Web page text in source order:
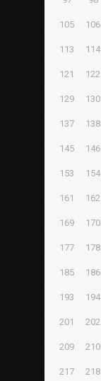
105 106
113 114
121 122
129 130
137 138
145 146
153 154
161 162
169 170
177 178
185 186
193 194
201 202
209 210
217 218